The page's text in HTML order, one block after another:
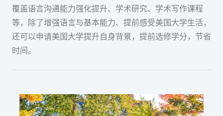
覆盖语言沟通能力强化提升、学术研究、学术写作课程
等，除了增强语言与基本能力、提前感受美国大学生活，
还可以申请美国大学提升自身背景，提前选修学分，节省
时间。